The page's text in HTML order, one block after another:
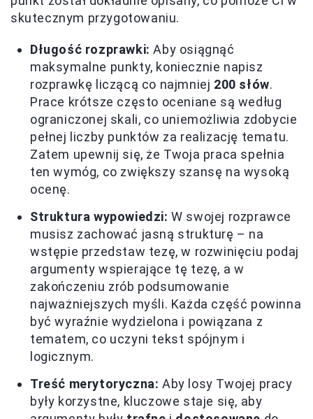
skutecznym przygotowaniu.
Długość rozprawki: Aby osiągnąć
maksymalne punkty, koniecznie napisz
rozprawkę liczącą co najmniej 200 słów.
Prace krótsze często oceniane są według
ograniczonej skali, co uniemożliwia zdobycie
pełnej liczby punktów za realizację tematu.
Zatem upewnij się, że Twoja praca spełnia
ten wymóg, co zwiększy szansę na wysoką
ocenę.
Struktura wypowiedzi: W swojej rozprawce
musisz zachować jasną strukturę – na
wstępie przedstaw tezę, w rozwinięciu podaj
argumenty wspierające tę tezę, a w
zakończeniu zrób podsumowanie
najważniejszych myśli. Każda część powinna
być wyraźnie wydzielona i powiązana z
tematem, co uczyni tekst spójnym i
logicznym.
Treść merytoryczna: Aby losy Twojej pracy
były korzystne, kluczowe staje się, aby